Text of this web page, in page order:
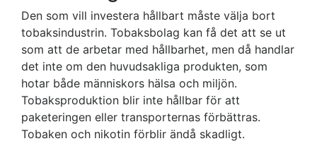
Den som vill investera hållbart måste välja bort
tobaksindustrin. Tobaksbolag kan få det att se ut
som att de arbetar med hållbarhet, men då handlar
det inte om den huvudsakliga produkten, som
hotar både människors hälsa och miljön.
Tobaksproduktion blir inte hållbar för att
paketeringen eller transporternas förbättras.
Tobaken och nikotin förblir ändå skadligt.